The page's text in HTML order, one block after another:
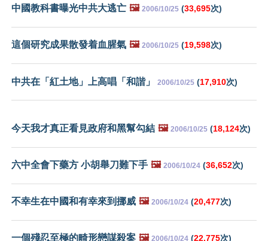
中國教科書曝光中共大逃亡 🖼️ 2006/10/25 (33,695次)
這個研究成果散發着血腥氣 🖼️ 2006/10/25 (19,598次)
中共在「紅土地」上高唱「和諧」 2006/10/25 (17,910次)
今天我才真正看見政府和黑幫勾結 🖼️ 2006/10/25 (18,124次)
六中全會下藥方 小胡舉刀難下手 🖼️ 2006/10/24 (36,652次)
不幸生在中國和有幸來到挪威 🖼️ 2006/10/24 (20,477次)
一個殘忍至極的畸形戀謀殺案 🖼️ 2006/10/24 (22,775次)